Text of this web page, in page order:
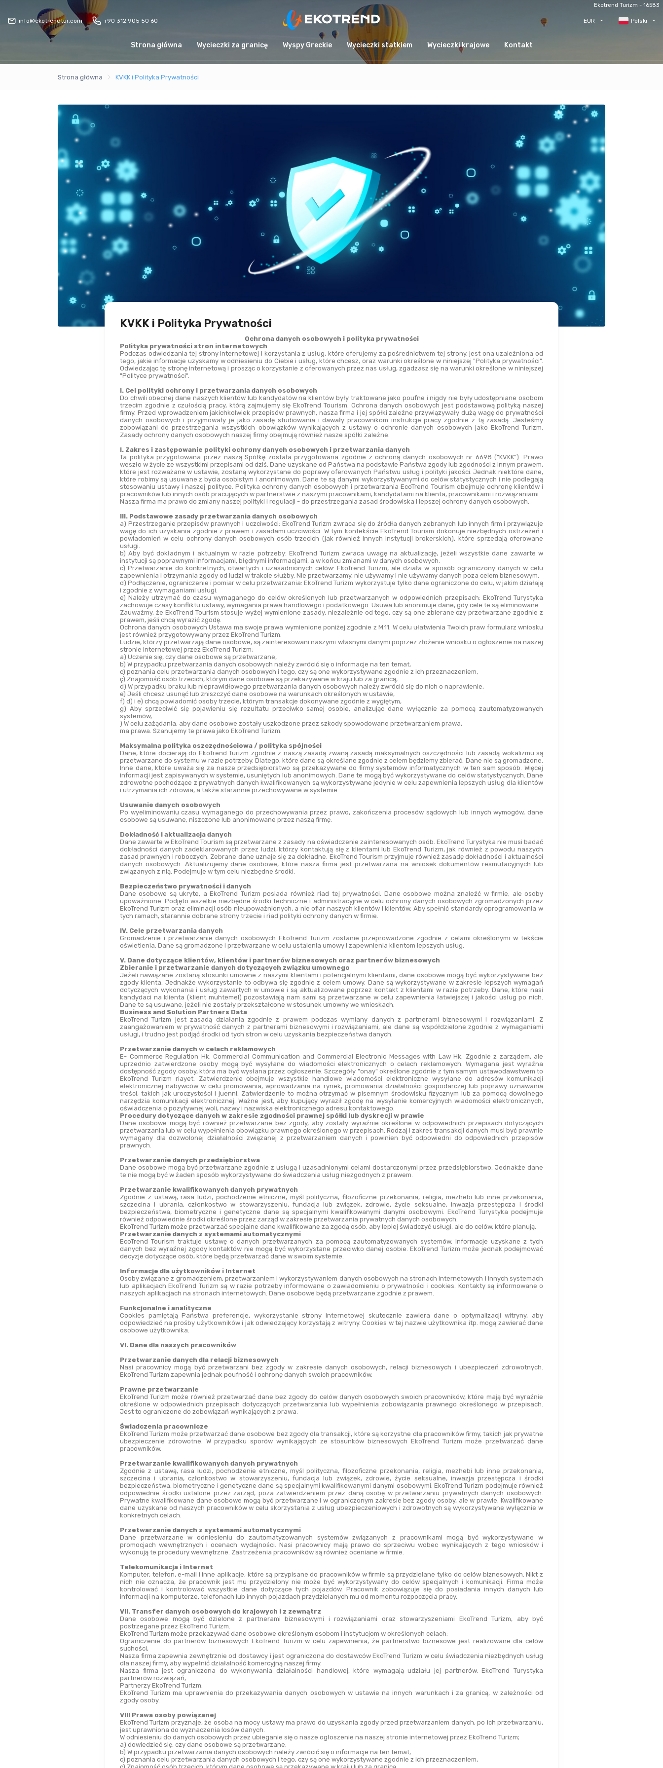
Ekotrend Turizm - 16583
info@ekotrendtur.com +90 312 905 50 60 EUR Polski
Strona główna Wycieczki za granicę Wyspy Greckie Wycieczki statkiem Wycieczki krajowe Kontakt
Strona główna KVKK i Polityka Prywatności
KVKK i Polityka Prywatności
Ochrona danych osobowych i polityka prywatności
Polityka prywatności stron internetowych
Podczas odwiedzania tej strony internetowej i korzystania z usług, które oferujemy za pośrednictwem tej strony, jest ona uzależniona od
tego, jakie informacje uzyskamy w odniesieniu do Ciebie i usług, które chcesz, oraz warunki określone w niniejszej "Polityka prywatności".
Odwiedzając tę stronę internetową i prosząc o korzystanie z oferowanych przez nas usług, zgadzasz się na warunki określone w niniejszej
"Polityce prywatności".
I. Cel polityki ochrony i przetwarzania danych osobowych
Do chwili obecnej dane naszych klientów lub kandydatów na klientów były traktowane jako poufne i nigdy nie były udostępniane osobom
trzecim zgodnie z czułością pracy, którą zajmujemy się EkoTrend Tourism. Ochrona danych osobowych jest podstawową polityką naszej
firmy. Przed wprowadzeniem jakichkolwiek przepisów prawnych, nasza firma i jej spółki zależne przywiązywały dużą wagę do prywatności
danych osobowych i przyjmowały je jako zasadę studiowania i dawały pracownikom instrukcje pracy zgodnie z tą zasadą. Jesteśmy
zobowiązani do przestrzegania wszystkich obowiązków wynikających z ustawy o ochronie danych osobowych jako EkoTrend Turizm.
Zasady ochrony danych osobowych naszej firmy obejmują również nasze spółki zależne.
I. Zakres i zastępowanie polityki ochrony danych osobowych i przetwarzania danych
Ta polityka przygotowana przez naszą Spółkę została przygotowana zgodnie z ochroną danych osobowych nr 6698 ("KVKK"). Prawo
weszło w życie ze wszystkimi przepisami od dziś. Dane uzyskane od Państwa na podstawie Państwa zgody lub zgodności z innym prawem,
które jest rozważane w ustawie, zostaną wykorzystane do poprawy oferowanych Państwu usług i polityki jakości. Jednak niektóre dane,
które robimy są usuwane z bycia osobistym i anonimowym. Dane te są danymi wykorzystywanymi do celów statystycznych i nie podlegają
stosowaniu ustawy i naszej polityce. Polityka ochrony danych osobowych i przetwarzania EcoTrend Tourism obejmuje ochronę klientów i
pracowników lub innych osób pracujących w partnerstwie z naszymi pracownikami, kandydatami na klienta, pracownikami i rozwiązaniami.
Nasza firma ma prawo do zmiany naszej polityki i regulacji - do przestrzegania zasad środowiska i lepszej ochrony danych osobowych.
III. Podstawowe zasady przetwarzania danych osobowych
a) Przestrzeganie przepisów prawnych i uczciwości: EkoTrend Turizm zwraca się do źródła danych zebranych lub innych firm i przywiązuje
wagę do ich uzyskania zgodnie z prawem i zasadami uczciwości. W tym kontekście EkoTrend Tourism dokonuje niezbędnych ostrzeżeń i
powiadomień w celu ochrony danych osobowych osób trzecich (jak również innych instytucji brokerskich), które sprzedają oferowane
usługi.
b) Aby być dokładnym i aktualnym w razie potrzeby: EkoTrend Turizm zwraca uwagę na aktualizację, jeżeli wszystkie dane zawarte w
instytucji są poprawnymi informacjami, błędnymi informacjami, a w końcu zmianami w danych osobowych.
c) Przetwarzanie do konkretnych, otwartych i uzasadnionych celów: EkoTrend Turizm, ale działa w sposób ograniczony danych w celu
zapewnienia i otrzymania zgody od ludzi w trakcie służby. Nie przetwarzamy, nie używamy i nie używamy danych poza celem biznesowym.
d) Podłączenie, ograniczenie i pomiar w celu przetwarzania: EkoTrend Turizm wykorzystuje tylko dane ograniczone do celu, w jakim działają
i zgodnie z wymaganiami usługi.
e) Należy utrzymać do czasu wymaganego do celów określonych lub przetwarzanych w odpowiednich przepisach: EkoTrend Turystyka
zachowuje czasy konfliktu ustawy, wymagania prawa handlowego i podatkowego. Usuwa lub anonimuje dane, gdy cele te są eliminowane.
Zauważmy, że EkoTrend Tourism stosuje wyżej wymienione zasady, niezależnie od tego, czy są one zbierane czy przetwarzane zgodnie z
prawem, jeśli chcą wyrazić zgodę.
Ochrona danych osobowych Ustawa ma swoje prawa wymienione poniżej zgodnie z M.11. W celu ułatwienia Twoich praw formularz wniosku
jest również przygotowywany przez EkoTrend Turizm.
Ludzie, którzy przetwarzają dane osobowe, są zainteresowani naszymi własnymi danymi poprzez złożenie wniosku o ogłoszenie na naszej
stronie internetowej przez EkoTrend Turizm;
a) Uczenie się, czy dane osobowe są przetwarzane,
b) W przypadku przetwarzania danych osobowych należy zwrócić się o informacje na ten temat,
c) poznania celu przetwarzania danych osobowych i tego, czy są one wykorzystywane zgodnie z ich przeznaczeniem,
ç) Znajomość osób trzecich, którym dane osobowe są przekazywane w kraju lub za granicą,
d) W przypadku braku lub nieprawidłowego przetwarzania danych osobowych należy zwrócić się do nich o naprawienie,
e) Jeśli chcesz usunąć lub zniszczyć dane osobowe na warunkach określonych w ustawie,
f) d) i e) chcą powiadomić osoby trzecie, którym transakcje dokonywane zgodnie z wygiętym,
g) Aby sprzeciwić się pojawieniu się rezultatu przeciwko samej osobie, analizując dane wyłącznie za pomocą zautomatyzowanych
systemów,
) W celu zażądania, aby dane osobowe zostały uszkodzone przez szkody spowodowane przetwarzaniem prawa,
ma prawa. Szanujemy te prawa jako EkoTrend Turizm.
Maksymalna polityka oszczędnościowa / polityka spójności
Dane, które docierają do EkoTrend Turizm zgodnie z naszą zasadą zwaną zasadą maksymalnych oszczędności lub zasadą wokalizmu są
przetwarzane do systemu w razie potrzeby. Dlatego, które dane są określane zgodnie z celem będziemy zbierać. Dane nie są gromadzone.
Inne dane, które uważa się za nasze przedsiębiorstwo są przekazywane do firmy systemów informatycznych w ten sam sposób. Więcej
informacji jest zapisywanych w systemie, usuniętych lub anonimowych. Dane te mogą być wykorzystywane do celów statystycznych. Dane
zdrowotne pochodzące z prywatnych danych kwalifikowanych są wykorzystywane jedynie w celu zapewnienia lepszych usług dla klientów
i utrzymania ich zdrowia, a także starannie przechowywane w systemie.
Usuwanie danych osobowych
Po wyeliminowaniu czasu wymaganego do przechowywania przez prawo, zakończenia procesów sądowych lub innych wymogów, dane
osobowe są usuwane, niszczone lub anonimowane przez naszą firmę.
Dokładność i aktualizacja danych
Dane zawarte w EkoTrend Tourism są przetwarzane z zasady na oświadczenie zainteresowanych osób. EkoTrend Turystyka nie musi badać
dokładności danych zadeklarowanych przez ludzi, którzy kontaktują się z klientami lub EkoTrend Turizm, jak również z powodu naszych
zasad prawnych i roboczych. Zebrane dane uznaje się za dokładne. EkoTrend Tourism przyjmuje również zasadę dokładności i aktualności
danych osobowych. Aktualizujemy dane osobowe, które nasza firma jest przetwarzana na wniosek dokumentów resmutacyjnych lub
związanych z nią. Podejmuje w tym celu niezbędne środki.
Bezpieczeństwo prywatności i danych
Dane osobowe są ukryte, a EkoTrend Turizm posiada również riad tej prywatności. Dane osobowe można znaleźć w firmie, ale osoby
upoważnione. Podjęto wszelkie niezbędne środki techniczne i administracyjne w celu ochrony danych osobowych zgromadzonych przez
EkoTrend Turizm oraz eliminacji osób nieupoważnionych, a nie ofiar naszych klientów i klientów. Aby spełnić standardy oprogramowania w
tych ramach, starannie dobrane strony trzecie i riad polityki ochrony danych w firmie.
IV. Cele przetwarzania danych
Gromadzenie i przetwarzanie danych osobowych EkoTrend Turizm zostanie przeprowadzone zgodnie z celami określonymi w tekście
oświetlenia. Dane są gromadzone i przetwarzane w celu ustalenia umowy i zapewnienia klientom lepszych usług.
V. Dane dotyczące klientów, klientów i partnerów biznesowych oraz partnerów biznesowych
Zbieranie i przetwarzanie danych dotyczących związku umownego
Jeżeli nawiązane zostaną stosunki umowne z naszymi klientami i potencjalnymi klientami, dane osobowe mogą być wykorzystywane bez
zgody klienta. Jednakże wykorzystanie to odbywa się zgodnie z celem umowy. Dane są wykorzystywane w zakresie lepszych wymagań
dotyczących wykonania i usług zawartych w umowie i są aktualizowane poprzez kontakt z klientami w razie potrzeby. Dane, które nasi
kandydaci na klienta (klient muhtemel) pozostawiają nam sami są przetwarzane w celu zapewnienia łatwiejszej i jakości usług po nich.
Dane te są usuwane, jeżeli nie zostały przekształcone w stosunek umowny we wnioskach.
Business and Solution Partners Data
EkoTrend Turizm jest zasadą działania zgodnie z prawem podczas wymiany danych z partnerami biznesowymi i rozwiązaniami. Z
zaangażowaniem w prywatność danych z partnerami biznesowymi i rozwiązaniami, ale dane są współdzielone zgodnie z wymaganiami
usługi, i trudno jest podjąć środki od tych stron w celu uzyskania bezpieczeństwa danych.
Przetwarzanie danych w celach reklamowych
E- Commerce Regulation Hk. Commercial Communication and Commercial Electronic Messages with Law Hk. Zgodnie z zarządem, ale
uprzednio zatwierdzone osoby mogą być wysyłane do wiadomości elektronicznych o celach reklamowych. Wymagana jest wyraźna
dostępność zgody osoby, która ma być wysłana przez ogłoszenie. Szczegóły "onay" określone zgodnie z tym samym ustawodawstwem to
EkoTrend Turizm riayet. Zatwierdzenie obejmuje wszystkie handlowe wiadomości elektroniczne wysyłane do adresów komunikacji
elektronicznej nabywców w celu promowania, wprowadzania na rynek, promowania działalności gospodarczej lub poprawy uznawania
treści, takich jak uroczystości i juenni. Zatwierdzenie to można otrzymać w pisemnym środowisku fizycznym lub za pomocą dowolnego
narzędzia komunikacji elektronicznej. Ważne jest, aby kupujący wyraził zgodę na wysyłanie komercyjnych wiadomości elektronicznych,
oświadczenia o pozytywnej woli, nazwy i nazwiska elektronicznego adresu kontaktowego.
Procedury dotyczące danych w zakresie zgodności prawnej spółki lub dyskrecji w prawie
Dane osobowe mogą być również przetwarzane bez zgody, aby zostały wyraźnie określone w odpowiednich przepisach dotyczących
przetwarzania lub w celu wypełnienia obowiązku prawnego określonego w przepisach. Rodzaj i zakres transakcji danych musi być prawnie
wymagany dla dozwolonej działalności związanej z przetwarzaniem danych i powinien być odpowiedni do odpowiednich przepisów
prawnych.
Przetwarzanie danych przedsiębiorstwa
Dane osobowe mogą być przetwarzane zgodnie z usługą i uzasadnionymi celami dostarczonymi przez przedsiębiorstwo. Jednakże dane
te nie mogą być w żaden sposób wykorzystywane do świadczenia usług niezgodnych z prawem.
Przetwarzanie kwalifikowanych danych prywatnych
Zgodnie z ustawą, rasa ludzi, pochodzenie etniczne, myśl polityczna, filozoficzne przekonania, religia, mezhebi lub inne przekonania,
szczecina i ubrania, członkostwo w stowarzyszeniu, fundacja lub związek, zdrowie, życie seksualne, inwazja przestępcza i środki
bezpieczeństwa, biometryczne i genetyczne dane są specjalnymi kwalifikowanymi danymi osobowymi. EkoTrend Turystyka podejmuje
również odpowiednie środki określone przez zarząd w zakresie przetwarzania prywatnych danych osobowych.
EkoTrend Turizm może przetwarzać specjalne dane kwalifikowane za zgodą osób, aby lepiej świadczyć usługi, ale do celów, które planują.
Przetwarzanie danych z systemami automatycznymi
EcoTrend Tourism traktuje ustawę o danych przetwarzanych za pomocą zautomatyzowanych systemów. Informacje uzyskane z tych
danych bez wyraźnej zgody kontaktów nie mogą być wykorzystane przeciwko danej osobie. EkoTrend Turizm może jednak podejmować
decyzje dotyczące osób, które będą przetwarzać dane w swoim systemie.
Informacje dla użytkowników i Internet
Osoby związane z gromadzeniem, przetwarzaniem i wykorzystywaniem danych osobowych na stronach internetowych i innych systemach
lub aplikacjach EkoTrend Turizm są w razie potrzeby informowane o zawiadomieniu o prywatności i cookies. Kontakty są informowane o
naszych aplikacjach na stronach internetowych. Dane osobowe będą przetwarzane zgodnie z prawem.
Funkcjonalne i analityczne
Cookies pamiętają Państwa preferencje, wykorzystanie strony internetowej skutecznie zawiera dane o optymalizacji witryny, aby
odpowiedzieć na prośby użytkowników i jak odwiedzający korzystają z witryny. Cookies w tej nazwie użytkownika itp. mogą zawierać dane
osobowe użytkownika.
VI. Dane dla naszych pracowników
Przetwarzanie danych dla relacji biznesowych
Nasi pracownicy mogą być przetwarzani bez zgody w zakresie danych osobowych, relacji biznesowych i ubezpieczeń zdrowotnych.
EkoTrend Turizm zapewnia jednak poufność i ochronę danych swoich pracowników.
Prawne przetwarzanie
EkoTrend Turizm może również przetwarzać dane bez zgody do celów danych osobowych swoich pracowników, które mają być wyraźnie
określone w odpowiednich przepisach dotyczących przetwarzania lub wypełnienia zobowiązania prawnego określonego w przepisach.
Jest to ograniczone do zobowiązań wynikających z prawa.
Świadczenia pracownicze
EkoTrend Turizm może przetwarzać dane osobowe bez zgody dla transakcji, które są korzystne dla pracowników firmy, takich jak prywatne
ubezpieczenie zdrowotne. W przypadku sporów wynikających ze stosunków biznesowych EkoTrend Turizm może przetwarzać dane
pracowników.
Przetwarzanie kwalifikowanych danych prywatnych
Zgodnie z ustawą, rasa ludzi, pochodzenie etniczne, myśl polityczna, filozoficzne przekonania, religia, mezhebi lub inne przekonania,
szczecina i ubrania, członkostwo w stowarzyszeniu, fundacja lub związek, zdrowie, życie seksualne, inwazja przestępcza i środki
bezpieczeństwa, biometryczne i genetyczne dane są specjalnymi kwalifikowanymi danymi osobowymi. EkoTrend Turizm podejmuje również
odpowiednie środki ustalone przez zarząd, poza zatwierdzeniem przez daną osobę w przetwarzaniu prywatnych danych osobowych.
Prywatne kwalifikowane dane osobowe mogą być przetwarzane i w ograniczonym zakresie bez zgody osoby, ale w prawie. Kwalifikowane
dane uzyskane od naszych pracowników w celu skorzystania z usług ubezpieczeniowych i zdrowotnych są wykorzystywane wyłącznie w
konkretnych celach.
Przetwarzanie danych z systemami automatycznymi
Dane przetwarzane w odniesieniu do zautomatyzowanych systemów związanych z pracownikami mogą być wykorzystywane w
promocjach wewnętrznych i ocenach wydajności. Nasi pracownicy mają prawo do sprzeciwu wobec wynikających z tego wniosków i
wykonują te procedury wewnętrzne. Zastrzeżenia pracowników są również oceniane w firmie.
Telekomunikacja i Internet
Komputer, telefon, e-mail i inne aplikacje, które są przypisane do pracowników w firmie są przydzielane tylko do celów biznesowych. Nikt z
nich nie oznacza, że pracownik jest mu przydzielony nie może być wykorzystywany do celów specjalnych i komunikacji. Firma może
kontrolować i kontrolować wszystkie dane dotyczące tych pojazdów. Pracownik zobowiązuje się do posiadania innych danych lub
informacji na komputerze, telefonach lub innych pojazdach przydzielanych mu od momentu rozpoczęcia pracy.
VII. Transfer danych osobowych do krajowych i z zewnątrz
Dane osobowe mogą być dzielone z partnerami biznesowymi i rozwiązaniami oraz stowarzyszeniami EkoTrend Turizm, aby być
postrzegane przez EkoTrend Turizm.
EkoTrend Turizm może przekazywać dane osobowe określonym osobom i instytucjom w określonych celach;
Ograniczenie do partnerów biznesowych EkoTrend Turizm w celu zapewnienia, że partnerstwo biznesowe jest realizowane dla celów
suchości,
Nasza firma zapewnia zewnętrznie od dostawcy i jest ograniczona do dostawców EkoTrend Turizm w celu świadczenia niezbędnych usług
dla naszej firmy, aby wypełnić działalność komercyjną naszej firmy.
Nasza firma jest ograniczona do wykonywania działalności handlowej, które wymagają udziału jej partnerów, EkoTrend Turystyka
partnerów rozwiązań,
Partnerzy EkoTrend Turizm.
EkoTrend Turizm ma uprawnienia do przekazywania danych osobowych w ustawie na innych warunkach i za granicą, w zależności od
zgody osoby.
VIII Prawa osoby powiązanej
EkoTrend Turizm przyznaje, że osoba na mocy ustawy ma prawo do uzyskania zgody przed przetwarzaniem danych, po ich przetwarzaniu,
jest uprawniona do wyznaczenia losów danych.
W odniesieniu do danych osobowych przez ubieganie się o nasze ogłoszenie na naszej stronie internetowej przez EkoTrend Turizm;
a) dowiedzieć się, czy dane osobowe są przetwarzane,
b) W przypadku przetwarzania danych osobowych należy zwrócić się o informacje na ten temat,
c) poznania celu przetwarzania danych osobowych i tego, czy są one wykorzystywane zgodnie z ich przeznaczeniem,